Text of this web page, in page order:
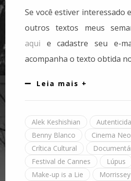
Se você estiver interessado
outros textos meus
aqui e cadastre seu e-
acompanha o texto obtida
Leia mais +
Alek Keshishian
Benny Blanco
Cinema
Crítica Cultural
Festival de Cannes
Lúpus
Make-up is a Lie
Morrissey